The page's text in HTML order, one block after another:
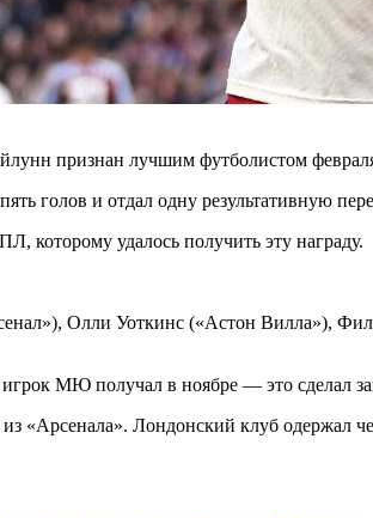
признан лучшим футболистом
голов и отдал одну результативную
которому удалось получить эту награду.
Олли Уоткинс («Астон Вилла»),
МЮ получал в ноябре — это сделал
«Арсенала». Лондонский клуб одержал